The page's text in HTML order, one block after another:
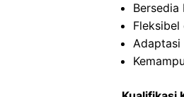
Fleksibel
Adaptasi